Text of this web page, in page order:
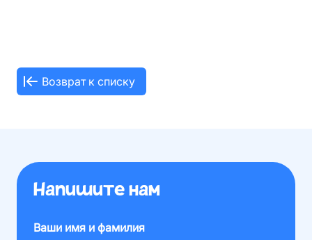
Возврат к списку
Напишите нам
Ваши имя и фамилия